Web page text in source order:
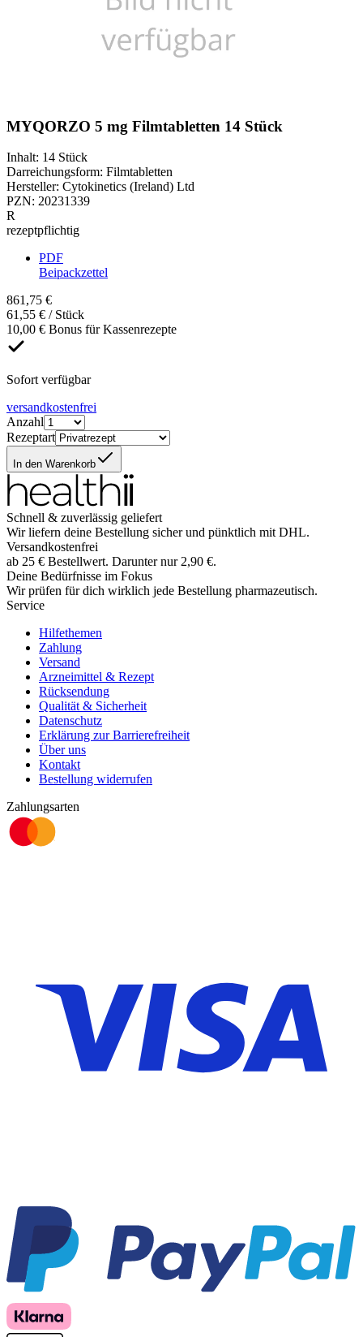
MYQORZO 5 mg Filmtabletten 14 Stück
Inhalt: 14 Stück
Darreichungsform: Filmtabletten
Hersteller: Cytokinetics (Ireland) Ltd
PZN: 20231339
R
rezeptpflichtig
PDF
Beipackzettel
861,75 €
61,55 € / Stück
10,00 € Bonus für Kassenrezepte
Sofort verfügbar
versandkostenfrei
Anzahl
Rezeptart
In den Warenkorb
Schnell & zuverlässig geliefert
Wir liefern deine Bestellung sicher und pünktlich mit DHL.
Versandkostenfrei
ab 25 € Bestellwert. Darunter nur 2,90 €.
Deine Bedürfnisse im Fokus
Wir prüfen für dich wirklich jede Bestellung pharmazeutisch.
Service
Hilfethemen
Zahlung
Versand
Arzneimittel & Rezept
Rücksendung
Qualität & Sicherheit
Datenschutz
Erklärung zur Barrierefreiheit
Über uns
Kontakt
Bestellung widerrufen
Zahlungsarten